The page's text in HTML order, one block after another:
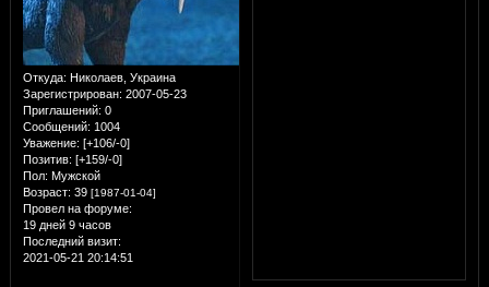
Откуда: Николаев, Украина
Зарегистрирован: 2007-05-23
Приглашений: 0
Сообщений: 1004
Уважение: [+106/-0]
Позитив: [+159/-0]
Пол: Мужской
Возраст: 39 [1987-01-04]
Провел на форуме:
19 дней 9 часов
Последний визит:
2021-05-21 20:14:51